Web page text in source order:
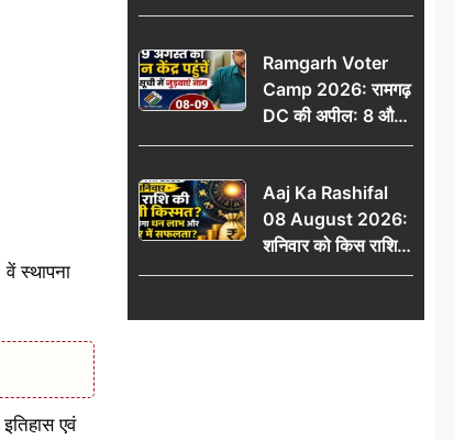
स्थापना
एवं
मंत्री, मरांग बुरू बचाओ
Ramgarh Voter
Camp 2026: रामगढ़
DC की अपील: 8 और
9 अगस्त को मतदान
में जुड़वाएं नाम
Aaj Ka Rashifal
08 August 2026:
शनिवार को किस राशि
की चमकेगी किस्मत,
और करियर में सफलता?